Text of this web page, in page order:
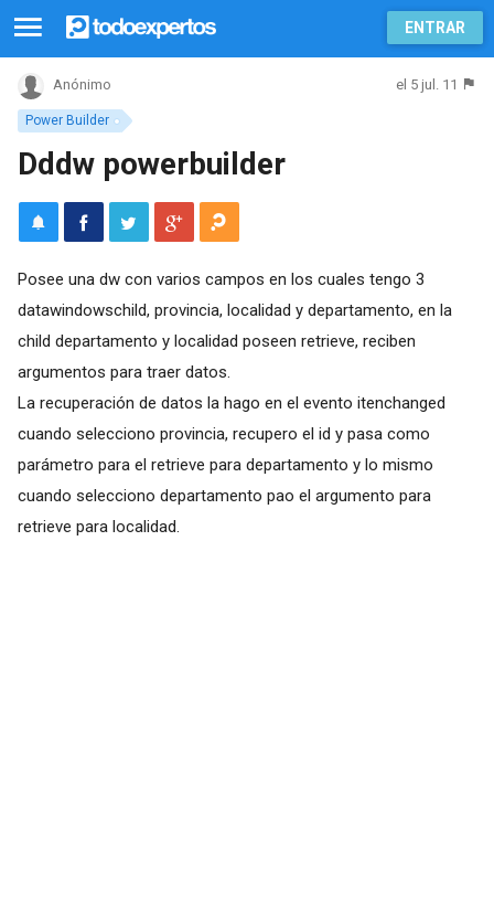
ENTRAR
Power Builder
Anónimo el 5 jul. 11
Dddw powerbuilder
Posee una dw con varios campos en los cuales tengo 3
datawindowschild, provincia, localidad y departamento, en la
child departamento y localidad poseen retrieve, reciben
argumentos para traer datos.
La recuperación de datos la hago en el evento itenchanged
cuando selecciono provincia, recupero el id y pasa como
parámetro para el retrieve para departamento y lo mismo
cuando selecciono departamento pao el argumento para
retrieve para localidad.